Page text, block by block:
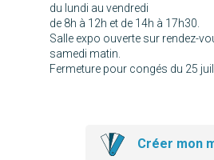
du lundi au vendredi
de 8h à 12h et de 14h à 17h30.
Salle expo ouverte sur rendez-
samedi matin.
Fermeture pour congés du 25
Créer mon